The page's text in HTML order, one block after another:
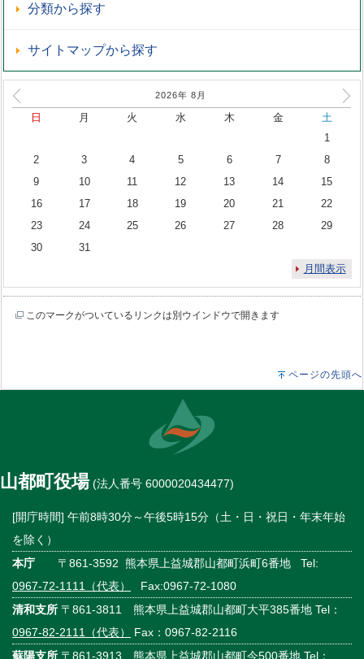
分類から探す
サイトマップから探す
2026年 8 月
日 月 火 水 木 金
土
1
2
3 4 5 6 7
8
9
10 11 12 13 14
15
16
17 18 19 20 21
22
23
24 25 26 27 28
29
30
31
月間表示
このマークがついているリンクは別ウインドウで開きます
ページの先頭へ
山都町役場(法人番号 6000020434477)
[開庁時間] 午前8時30分～午後5時15分（土・日・祝日・年末年始
を除く）
本庁 〒861-3592 熊本県上益城郡山都町浜町6番地 Tel:
0967-72-1111（代表）
Fax:0967-72-1080
清和支所 〒861-3811 熊本県上益城郡山都町大平385番地 Tel：
0967-82-2111（代表）
Fax：0967-82-2116
蘇陽支所 〒861-3913 熊本県上益城郡山都町今500番地 Tel：